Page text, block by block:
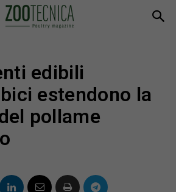
edibili
estendono la
pollame